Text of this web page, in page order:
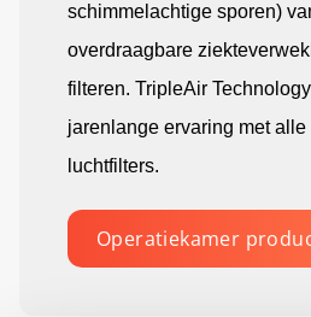
schimmelachtige sporen)
overdraagbare
filteren. TripleAir
jarenlange ervaring met
luchtfilters.
Operatiekamer